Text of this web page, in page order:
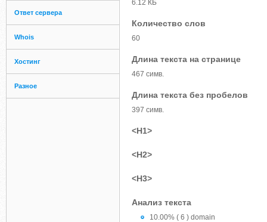
Ответ сервера
Whois
Хостинг
Разное
6.12 КБ
Количество слов
60
Длина текста на странице
467 симв.
Длина текста без пробелов
397 симв.
<H1>
<H2>
<H3>
Анализ текста
10.00% ( 6 ) domain